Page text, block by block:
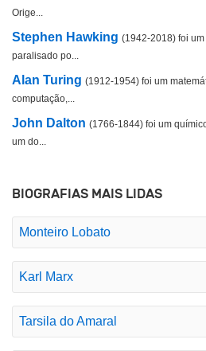
Orige...
Stephen Hawking (1942-2018) foi
paralisado po...
Alan Turing (1912-1954) foi um
computação,...
John Dalton (1766-1844) foi um
um do...
BIOGRAFIAS MAIS LIDAS
Monteiro Lobato
Karl Marx
Tarsila do Amaral